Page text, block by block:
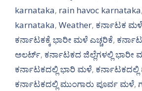
karnataka, rain havoc karnataka,
karnataka, Weather, ಕರ್ನಾಟಕ ಮಳೆ
ಕರ್ನಾಟಕಕ್ಕೆ ಭಾರೀ ಮಳೆ ಎಚ್ಚರಿಕೆ,
ಅಲರ್ಟ್‌, ಕರ್ನಾಟಕದ ಜಿಲ್ಲೆಗಳಲ್ಲಿ ಭಾರೀ
ಕರ್ನಾಟಕದಲ್ಲಿ ಭಾರಿ ಮಳೆ,
ಕರ್ನಾಟಕದಲ್ಲಿ ಮುಂಗಾರು ಪೂರ್ವ ಮಳೆ,